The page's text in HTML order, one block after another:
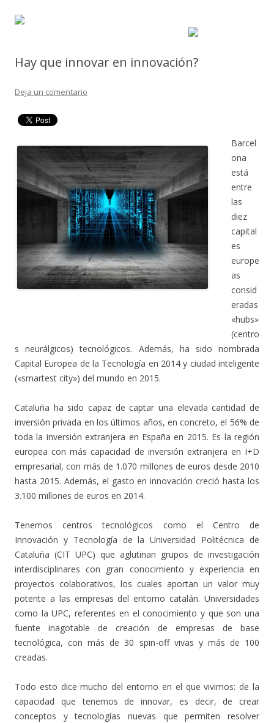
Hay que innovar en innovación?
Deja un comentario
Barcel
ona
está
entre
las
diez
capital
es
europe
as
consid
eradas
«hubs»
(centro
s neurálgicos) tecnológicos. Además, ha sido nombrada
Capital Europea de la Tecnología en 2014 y ciudad inteligente
(«smartest city») del mundo en 2015.
Cataluña ha sido capaz de captar una elevada cantidad de
inversión privada en los últimos años, en concreto, el 56% de
toda la inversión extranjera en España en 2015. Es la región
europea con más capacidad de inversión extranjera en I+D
empresarial, con más de 1.070 millones de euros desde 2010
hasta 2015. Además, el gasto en innovación creció hasta los
3.100 millones de euros en 2014.
Tenemos centros tecnológicos como el Centro de
Innovación y Tecnología de la Universidad Politécnica de
Cataluña (CIT UPC) que aglutinan grupos de investigación
interdisciplinares con gran conocimiento y experiencia en
proyectos colaborativos, los cuales aportan un valor muy
potente a las empresas del entorno catalán. Universidades
como la UPC, referentes en el conocimiento y que son una
fuente inagotable de creación de empresas de base
tecnológica, con más de 30 spin-off vivas y más de 100
creadas.
Todo esto dice mucho del entorno en el que vivimos: de la
capacidad que tenemos de innovar, es decir, de crear
conceptos y tecnologías nuevas que permiten resolver